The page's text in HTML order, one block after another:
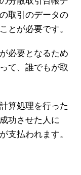
取引のデータの
とが必要です。
必要となるため
て、誰でもが取
算処理を行った
功させた人に
支払われます。